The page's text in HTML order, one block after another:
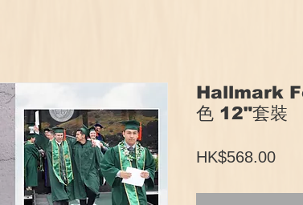
Hallmark
色 12"套裝
HK$568.00價